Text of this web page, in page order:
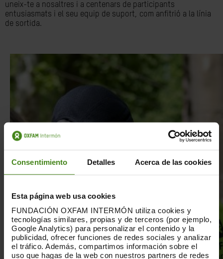
Consentimiento Detalles Acerca de las cookies
Esta página web usa cookies
FUNDACIÓN OXFAM INTERMÓN utiliza cookies y
tecnologías similares, propias y de terceros (por ejemplo,
Google Analytics) para personalizar el contenido y la
publicidad, ofrecer funciones de redes sociales y analizar
el tráfico. Además, compartimos información sobre el
uso que hagas de la web con nuestros partners de redes
uneix-te a nosaltres i a centenars de participants
entusiasmats i el seu equip de suport, com anfitrió a la línia
de sortida.